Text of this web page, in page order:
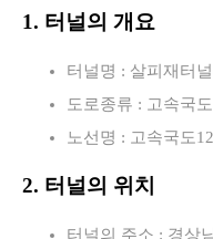
1. 터널의 개요
터널명 : 살피재터
도로종류 : 고속국도
노선명 : 고속국도
2. 터널의 위치
터널의 주소 : 경상